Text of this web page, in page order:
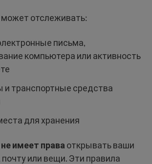
отслеживать:
письма,
компьютера или активность
и транспортные средства
для хранения
не имеет права открывать ваши
или вещи. Эти правила